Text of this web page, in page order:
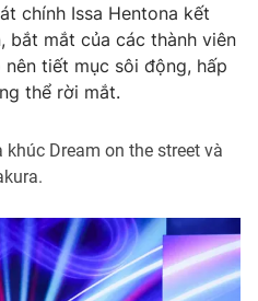
Shorts video
chính Issa Hentona kết
bắt mắt của các thành viên
tiết mục sôi động, hấp
thể rời mắt.
Dream on the street và